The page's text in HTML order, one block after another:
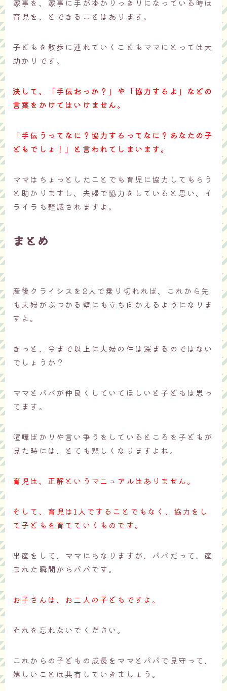
家事を、家事に手が掛かりっきりになっている時は
育児を、とできることはあります。
子どもを散歩に連れていくこともママにとっては大
助かりです。
決して、「手伝おっか？」や「協力するよ」などの
言葉をかけてはいけません。
「手伝うってなに？協力するってなに？あなたの子
どもでしょ！」と言われてしまいます。
ママはちょっとしたことでも育児に協力してもらう
と助かりますし、夫婦で協力をしていると思い、イ
ライラも軽減されますよ。
まとめ
産後クライシスを2人で乗り切れれば、これから先
も夫婦がぶつかる壁にも立ち向かえるようになりま
すよ。
きっと、今まで以上に夫婦の仲は深まるのではない
でしょうか？
ママとパパが仲良くしていてほしいと子どもは思っ
てます。
喧嘩ばかりや言い争うをしているところを子どもが
見た時には、とても悲しくなりますよね。
育児は、正解というマニュアルはありません。
そして、育児は1人ですることでもなく、協力をし
て子どもを育てていくものです。
出産をして、ママにもなりますが、パパだって、産
まれた瞬間からパパです。
お子さんは、お二人の子どもですよ。
それを忘れないでください。
これからの子どもの成長をママとパパで見守って、
嬉しいことは共有していきましょう。